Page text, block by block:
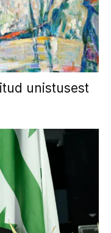
unistusest